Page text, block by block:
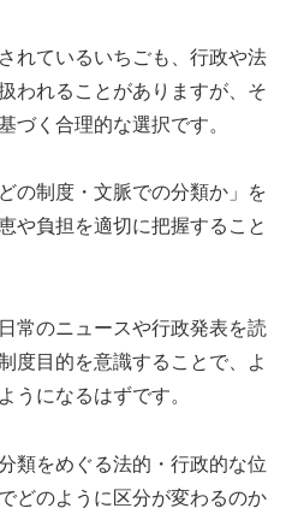
れているいちごも、行政や法
われることがありますが、そ
づく合理的な選択です。
の制度・文脈での分類か」を
や負担を適切に把握すること
常のニュースや行政発表を読
度目的を意識することで、よ
うになるはずです。
類をめぐる法的・行政的な位
どのように区分が変わるのか